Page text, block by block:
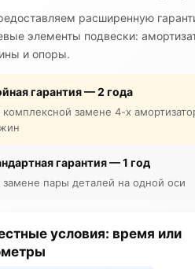
расширенную
элементы подвески:
и опоры.
гарантия — 2 года
комплексной замене 4-х
гарантия — 1 год
замене пары деталей на одной оси
условия: время или